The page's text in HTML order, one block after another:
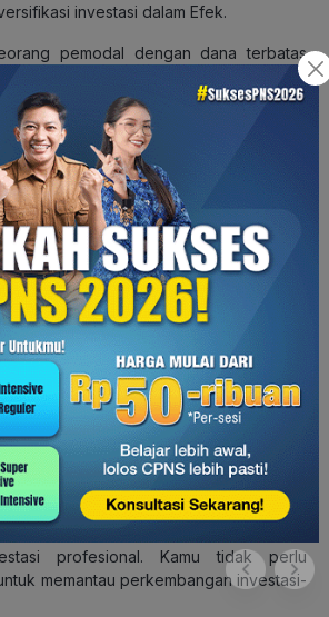
investasi dalam Efek.
pemodal dengan dana terbatas
obligasi yang mana ebagai syarat
obligasi adalah memiliki dana yang
maka akan terkumpul dana dalam
akan memudahkan diversifikasi
di pasar modal maupun pasar uang,
pada berbagai jenis instrumen
obligasi.
pengetahuan yang dalam
pada pemodal dimudahkan untuk dapat
pasar modal. Selain itu, melalui manajer
menentukan saham-saham yang
dibeli. Hal ini dilakukan karena tidak
pengetahuan dan keahlian yang
pasar modal.
reksadana tentu saja dapat menghemat
profesional. Kamu tidak perlu
memantau perkembangan investasi-